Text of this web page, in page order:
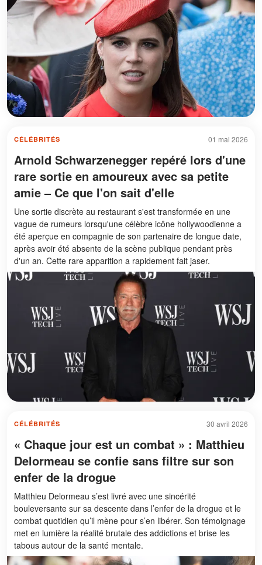
01 mai 2026
CÉLÉBRITÉS
Arnold Schwarzenegger repéré lors d'une
rare sortie en amoureux avec sa petite
amie – Ce que l'on sait d'elle
Une sortie discrète au restaurant s'est transformée en une
vague de rumeurs lorsqu'une célèbre icône hollywoodienne a
été aperçue en compagnie de son partenaire de longue date,
après avoir été absente de la scène publique pendant près
d'un an. Cette rare apparition a rapidement fait jaser.
30 avril 2026
CÉLÉBRITÉS
« Chaque jour est un combat » : Matthieu
Delormeau se confie sans filtre sur son
enfer de la drogue
Matthieu Delormeau s’est livré avec une sincérité
bouleversante sur sa descente dans l’enfer de la drogue et le
combat quotidien qu’il mène pour s’en libérer. Son témoignage
met en lumière la réalité brutale des addictions et brise les
tabous autour de la santé mentale.